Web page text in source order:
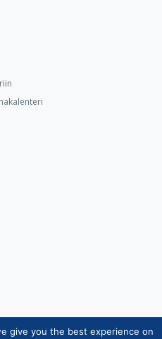
ry 2026 |
give you the best experience on